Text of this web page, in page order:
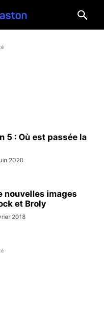
5 : Où est passée la
2020
nouvelles images
et Broly
2018